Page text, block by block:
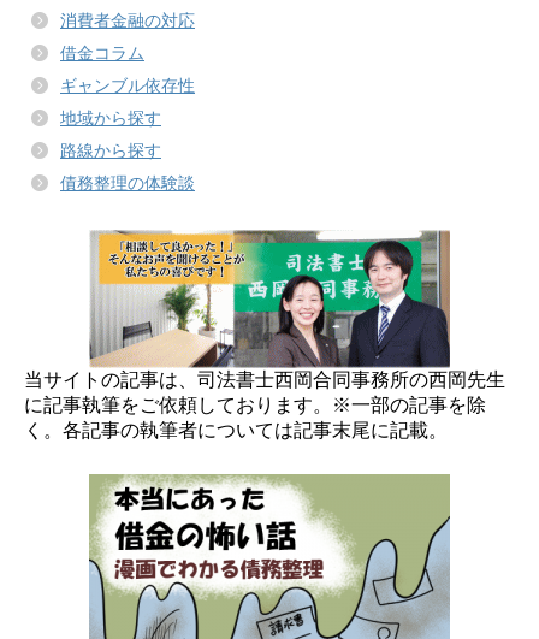
消費者金融の対応
借金コラム
ギャンブル依存性
地域から探す
路線から探す
債務整理の体験談
当サイトの記事は、司法書士西岡合同事務所の西岡先生
に記事執筆をご依頼しております。※一部の記事を除
く。各記事の執筆者については記事末尾に記載。